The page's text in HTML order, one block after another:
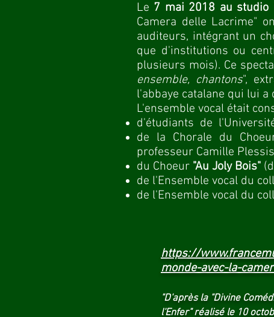
​​​Le 7 mai 2018 au studio
Camera delle Lacrime"
auditeurs, intégrant un
que d'institutions ou
plusieurs mois). Ce
ensemble, chantons",
l'abbaye catalane qui lui a
L'ensemble vocal était
d'étudiants de
de la Chorale du
professeur Camille
du Choeur "Au Joly Bois"
de l'Ensemble vocal du
de l'Ensemble vocal du
https://
monde-avec-la-
"D'après la "Divine
l'Enfer" réalisé le 10